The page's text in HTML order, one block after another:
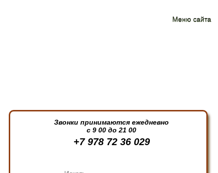
Меню сайта
Звонки принимаются ежедневно
с 9 00 до 21 00
+7 978 72 36 029